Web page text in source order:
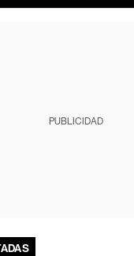
PUBLICIDAD